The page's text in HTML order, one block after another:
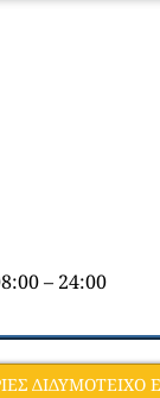
– 24:00
ΔΙΔΥΜΟΤΕΙΧΟ